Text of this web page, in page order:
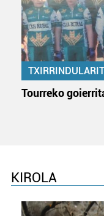
Tourreko
KIROLA